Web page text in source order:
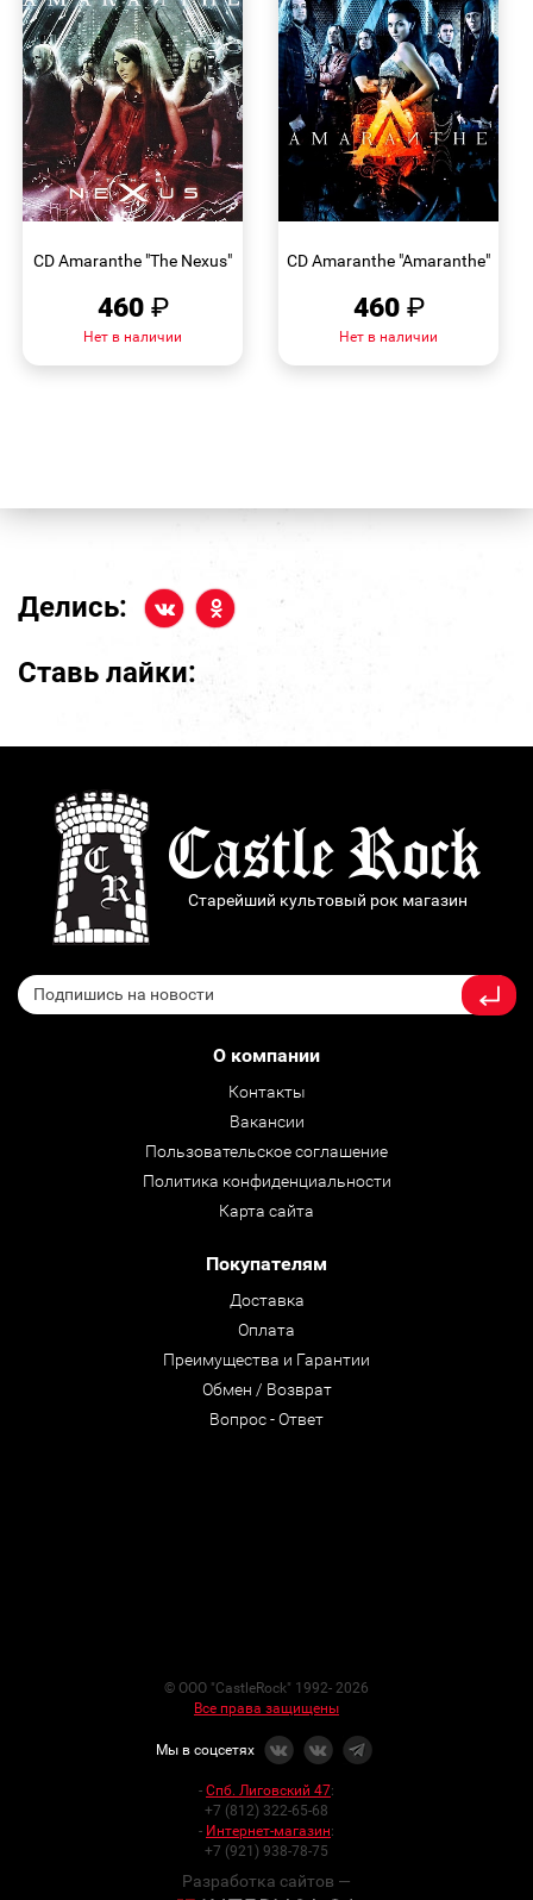
CD Amaranthe "The Nexus"
460 ₽
Нет в наличии
CD Amaranthe "Amaranthe"
460 ₽
Нет в наличии
Делись:
Ставь лайки:
Старейший культовый рок магазин
О компании
Контакты
Вакансии
Пользовательское соглашение
Политика конфиденциальности
Карта сайта
Покупателям
Доставка
Оплата
Преимущества и Гарантии
Обмен / Возврат
Вопрос - Ответ
© ООО "CastleRock" 1992- 2026
Все права защищены
Мы в соцсетях
- Спб. Лиговский 47:
+7 (812) 322-65-68
- Интернет-магазин:
+7 (921) 938-78-75
Разработка сайтов —